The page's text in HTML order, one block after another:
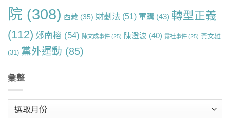
院 (308) 西藏 (35) 財劃法 (51) 軍購 (43) 轉型正義
(112) 鄭南榕 (54) 陳文成事件 (25) 陳澄波 (40) 霧社事件 (25) 黃文雄
(31) 黨外運動 (85)
彙整